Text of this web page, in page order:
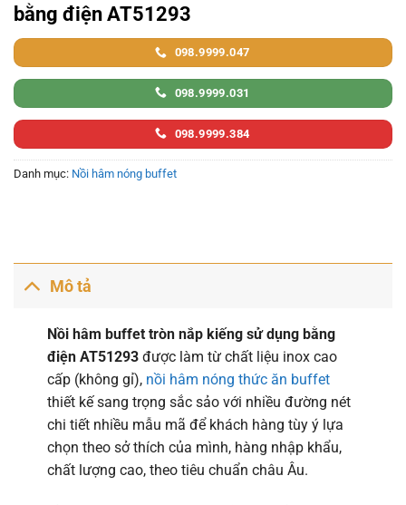
bằng điện AT51293
098.9999.047
098.9999.031
098.9999.384
Danh mục: Nồi hâm nóng buffet
Mô tả
Nồi hâm buffet tròn nắp kiếng sử dụng bằng
điện AT51293được làm từ chất liệu inox cao
cấp (không gỉ), nồi hâm nóng thức ăn buffet
thiết kế sang trọng sắc sảo với nhiều đường nét
chi tiết nhiều mẫu mã để khách hàng tùy ý lựa
chọn theo sở thích của mình, hàng nhập khẩu,
chất lượng cao, theo tiêu chuẩn châu Âu.